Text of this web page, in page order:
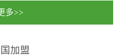
行国家规定的标准检测方
多>>
加盟